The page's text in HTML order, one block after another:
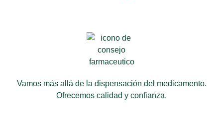
Vamos más allá de la dispensación del medicamento.
Ofrecemos calidad y confianza.